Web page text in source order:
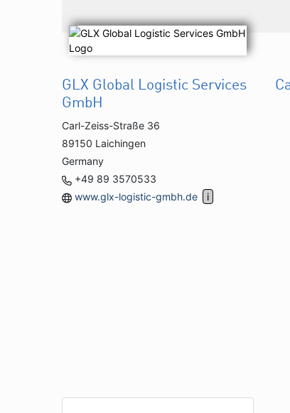
GLX Global Logistic Services
GmbH
Carl-Zeiss-Straße 36
89150 Laichingen
Germany
+49 89 3570533
www.glx-logistic-gmbh.de